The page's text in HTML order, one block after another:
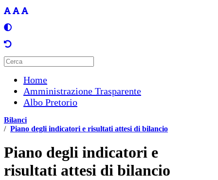
Home
Amministrazione Trasparente
Albo Pretorio
Bilanci
/ Piano degli indicatori e risultati attesi di bilancio
Piano degli indicatori e
risultati attesi di bilancio